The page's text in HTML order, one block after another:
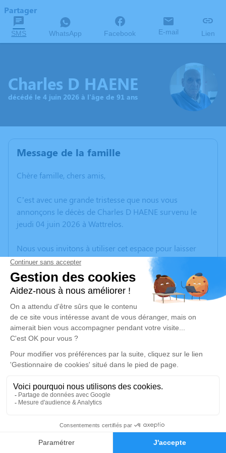
Faire-part Hommages
Partager
SMS WhatsApp Facebook E-mail Lien
Charles D HAENE
décédé le 4 juin 2026 à l'âge de 91 ans
Message de la famille
Chère famille, chers amis,
C’est avec une grande tristesse que nous vous
annonçons le décès de Charles D HAENE survenu le
jeudi 04 juin 2026 à Wattrelos.
Nous vous invitons à utiliser cet espace pour laisser
vos condoléances, partager des photos souvenirs, une
anecdote ou exprimer vos pensées à travers des
poèmes ou des textes. Cet endroit est un lieu
d'expression dédié à honorer la mémoire de Charles D
HAENE.
Un service de plantation d’arbre hommage est
disponible ici.
Je rends hommage
Cérémonie religieuse
Église Saint Vincent de Paul de Wattrelos
59150 Wattrelos